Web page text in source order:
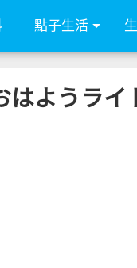
點子生活
ようライ